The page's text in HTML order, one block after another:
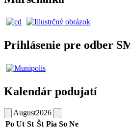
Prihlásenie pre odber
Kalendár podujatí
August2026
Po Ut St Št Pia So Ne